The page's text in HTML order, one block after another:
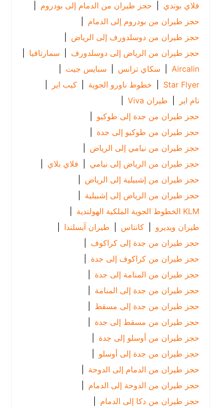
فلاي بوندي | حجز طيران من الدمام إلى بودروم |
حجز طيران من بودروم إلى الدمام
|
حجز طيران من دوسلدورف إلى الرياض
|
حجز طيران من الرياض إلى دوسلدورف | سمارتافيا
|
Aircalin
| سكاي ترانس | سبايس جيت
|
Star Flyer
| خطوط ناورو الجوية | كيب اير |
| طيران Viva
|
حجز طيران من جدة إلى طوكيو |
حجز طيران من طوكيو إلى جدة
حجز طيران من نيامي إلى الرياض
|
حجز طيران من الرياض إلى نيامي | فلاي بلاي
حجز طيران من إشبيلية إلى الرياض
|
حجز طيران من الرياض إلى إشبيلية |
|
طيران ويديرو
| كانتاس | طيران آيسلندا |
حجز طيران من جدة إلى كراكوف |
حجز طيران من كراكوف إلى جدة
حجز طيران من المنامة إلى جدة
حجز طيران من جدة إلى المنامة |
حجز طيران من جدة إلى مسقط |
حجز طيران من مسقط إلى جدة
حجز طيران من أوسلو إلى جدة
حجز طيران من جدة إلى أوسلو
|
حجز طيران من الدمام إلى الدوحة |
حجز طيران من الدوحة إلى الدمام
|
حجز طيران من دكا إلى الدمام
|